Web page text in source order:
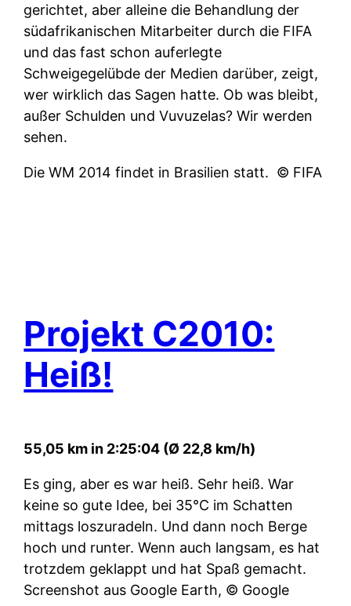
gerichtet, aber alleine die Behandlung der
südafrikanischen Mitarbeiter durch die FIFA
und das fast schon auferlegte
Schweigegelübde der Medien darüber, zeigt,
wer wirklich das Sagen hatte. Ob was bleibt,
außer Schulden und Vuvuzelas? Wir werden
sehen.
Die WM 2014 findet in Brasilien statt. © FIFA
Projekt C2010:
Heiß!
55,05 km in 2:25:04 (Ø 22,8 km/h)
Es ging, aber es war heiß. Sehr heiß. War
keine so gute Idee, bei 35°C im Schatten
mittags loszuradeln. Und dann noch Berge
hoch und runter. Wenn auch langsam, es hat
trotzdem geklappt und hat Spaß gemacht.
Screenshot aus Google Earth, © Google